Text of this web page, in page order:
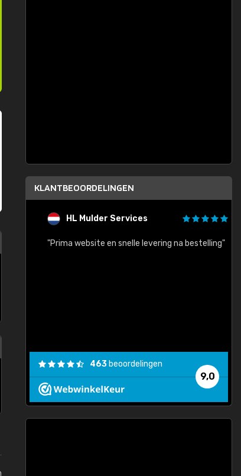
KLANTBEOORDELINGEN
HL Mulder Services
"Prima website en snelle levering na bestelling"
9,0
463 beoordelingen